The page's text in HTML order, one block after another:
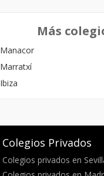
Más
Manacor
Marratxí
Ibiza
Colegios Privados
Colegios privados en